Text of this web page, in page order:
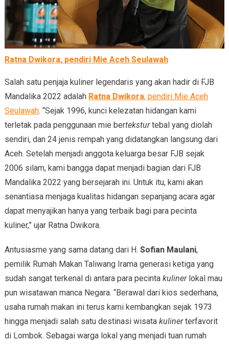
Ratna Dwikora, pendiri Mie Aceh Seulawah
Salah satu penjaja kuliner legendaris yang akan hadir di FJB
Mandalika 2022 adalah Ratna Dwikora, pendiri Mie Aceh
Seulawah. “Sejak 1996, kunci kelezatan hidangan kami
terletak pada penggunaan mie berteksturtebal yang diolah
sendiri, dan 24 jenis rempah yang didatangkan langsung dari
Aceh. Setelah menjadi anggota keluarga besar FJB sejak
2006 silam, kami bangga dapat menjadi bagian dari FJB
Mandalika 2022 yang bersejarah ini. Untuk itu, kami akan
senantiasa menjaga kualitas hidangan sepanjang acara agar
dapat menyajikan hanya yang terbaik bagi para pecinta
kuliner,” ujar Ratna Dwikora.
Antusiasme yang sama datang dari H. Sofian Maulani,
pemilik Rumah Makan Taliwang Irama generasi ketiga yang
sudah sangat terkenal di antara para pecinta kuliner lokal mau
pun wisatawan manca Negara. “Berawal dari kios sederhana,
usaha rumah makan ini terus kami kembangkan sejak 1973
hingga menjadi salah satu destinasi wisata kulinerterfavorit
di Lombok. Sebagai warga lokal yang menjadi tuan rumah